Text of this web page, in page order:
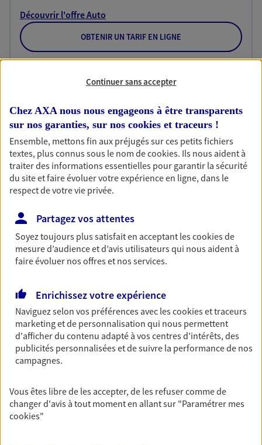
Découvrir l'offre Auto
OBTENIR UN TARIF EN LIGNE
Habitation
contrat Ma Maison assure votre sérénité en
protégeant ce qui vous tient à coeur.
Découvrir l'offre Habitation
OBTENIR UN TARIF EN LIGNE
Santé
Couvrez vos dépenses de santé ainsi que celles de
votre famille avec la complémentaire santé qui
vous ressemble.
NOUS CONTACTER
Prévoyance
Pour un avenir serein, assurez-vous avec notre
d'accident ou de maladie en optant pour les
garanties incapacité temporaire totale de travail,
invalidité ou de décès.
Continuer sans accepter
Chez AXA nous nous engageons à être transparents
sur nos garanties, sur nos cookies et traceurs !
Ensemble, mettons fin aux préjugés sur ces petits fichiers
textes, plus connus sous le nom decookies. Ils nous aident à
traiter des informations essentielles pour garantir la sécurité
du site et faire évoluer votre expérience en ligne, dans le
respect de votre vie privée.
Partagez vos attentes
Soyez toujours plus satisfait en acceptant lescookiesde
mesure d’audience et d’avis utilisateurs qui nous aident à
faire évoluer nos offres et nos services.
Enrichissez votre expérience
Naviguez selon vos préférences avec lescookies et traceurs
marketing et de personnalisation qui nous permettent
d'afficher du contenu adapté à vos centres d'intérêts, des
publicités personnalisées et de suivre la performance de nos
campagnes.
Vous êtes libre de les accepter, de les refuser comme de
changer d'avis à tout moment en allant sur "Paramétrer mes
cookies"